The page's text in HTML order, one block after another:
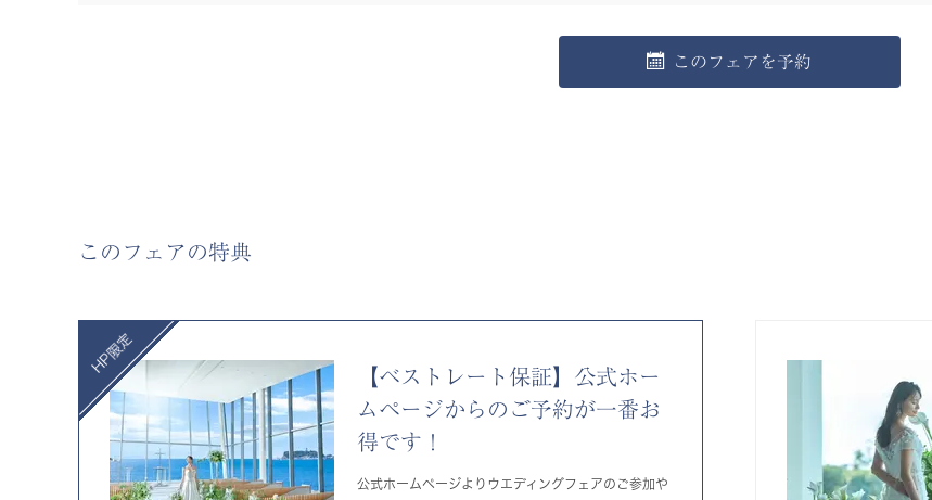
このフェアを予約
このフェアの特典
【ベストレート保証】公式ホー
ムページからのご予約が一番お
得です！
公式ホームページよりウエディングフェアのご参加や